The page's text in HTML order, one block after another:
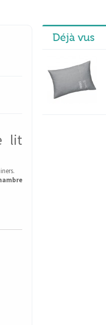
lit
Déjà vus